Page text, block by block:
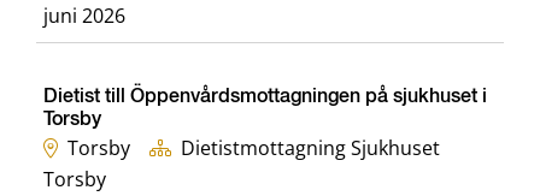
juni 2026
Dietist till Öppenvårdsmottagningen på sjukhuset i
Torsby
Torsby
Dietistmottagning Sjukhuset
Torsby